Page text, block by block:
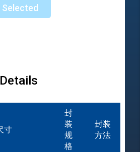
寸
封
装
规
格
封装
方法